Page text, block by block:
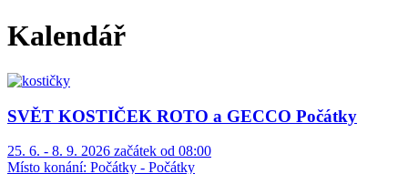
Kalendář
SVĚT KOSTIČEK ROTO a GECCO Počátky
25. 6. - 8. 9. 2026 začátek od 08:00
Místo konání: Počátky - Počátky